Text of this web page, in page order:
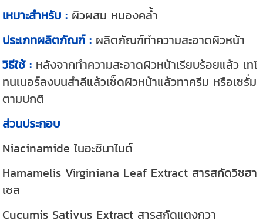
เหมาะสำหรับ : ผิวผสม หมองคล้ำ
ประเภทผลิตภัณฑ์ : ผลิตภัณฑ์ทำความสะอาดผิวหน้า
วิธีใช้ : หลังจากทำความสะอาดผิวหน้าเรียบร้อยแล้ว เทโ
ทนเนอร์ลงบนสำลีแล้วเช็ดผิวหน้าแล้วทาครีม หรือเซรั่ม
ตามปกติ
ส่วนประกอบ
Niacinamide ไนอะซินาไมด์
Hamamelis Virginiana Leaf Extract สารสกัดวิชฮา
เซล
Cucumis Sativus Extract สารสกัดแตงกวา